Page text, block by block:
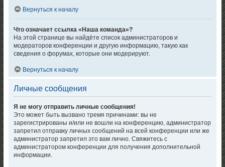
Вернуться к началу
Что означает ссылка «Наша команда»?
На этой странице вы найдёте список администраторов и
модераторов конференции и другую информацию, такую как
сведения о форумах, которые они модерируют.
Вернуться к началу
Личные сообщения
Я не могу отправить личные сообщения!
Это может быть вызвано тремя причинами: вы не
зарегистрированы и/или не вошли на конференцию, администратор
запретил отправку личных сообщений на всей конференции или же
администратор запретил это вам лично. Свяжитесь с
администратором конференции для получения дополнительной
информации.